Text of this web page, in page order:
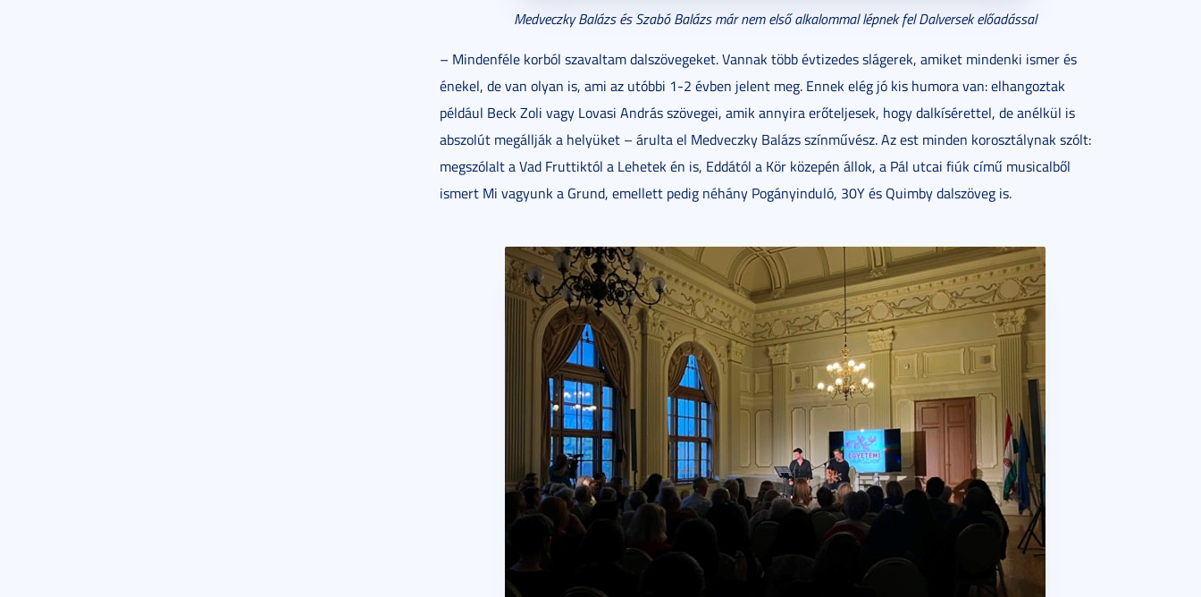
Medveczky Balázs és Szabó Balázs már nem első alkalommal lépnek fel Dalversek előadással
– Mindenféle korból szavaltam dalszövegeket. Vannak több évtizedes slágerek, amiket mindenki ismer és
énekel, de van olyan is, ami az utóbbi 1-2 évben jelent meg. Ennek elég jó kis humora van: elhangoztak
például Beck Zoli vagy Lovasi András szövegei, amik annyira erőteljesek, hogy dalkísérettel, de anélkül is
abszolút megállják a helyüket – árulta el Medveczky Balázs színművész. Az est minden korosztálynak szólt:
megszólalt a Vad Fruttiktól a Lehetek én is, Eddától a Kör közepén állok, a Pál utcai fiúk című musicalből
ismert Mi vagyunk a Grund, emellett pedig néhány Pogányinduló, 30Y és Quimby dalszöveg is.